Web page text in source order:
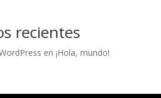
recientes
en ¡Hola, mundo!